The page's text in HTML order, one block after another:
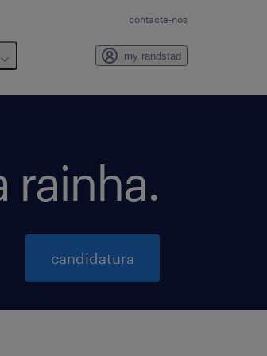
contacte-nos
my randstad
rainha.
candidatura